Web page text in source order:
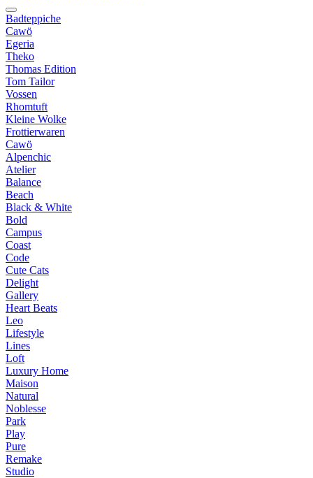
Badteppiche
Cawö
Egeria
Theko
Thomas Edition
Tom Tailor
Vossen
Rhomtuft
Kleine Wolke
Frottierwaren
Cawö
Alpenchic
Atelier
Balance
Beach
Black & White
Bold
Campus
Coast
Code
Cute Cats
Delight
Gallery
Heart Beats
Leo
Lifestyle
Lines
Loft
Luxury Home
Maison
Natural
Noblesse
Park
Play
Pure
Remake
Studio